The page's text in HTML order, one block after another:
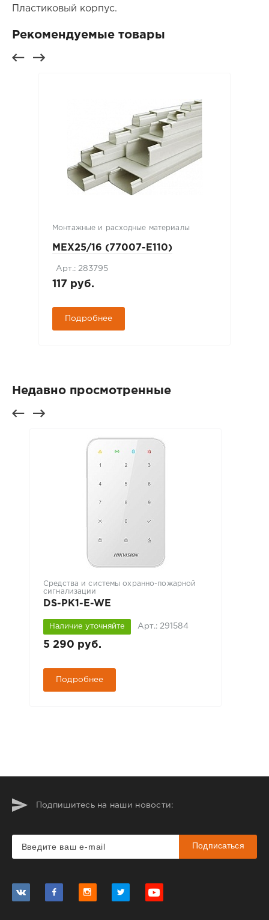
Пластиковый корпус.
Рекомендуемые товары
Монтажные и расходные материалы
MEX25/16 (77007-E110)
Арт.: 283795
117 руб.
Подробнее
Недавно просмотренные
Средства и системы охранно-пожарной
сигнализации
DS-PK1-E-WE
Наличие уточняйте Арт.: 291584
5 290 руб.
Подробнее
Подпишитесь на наши новости:
Подписаться